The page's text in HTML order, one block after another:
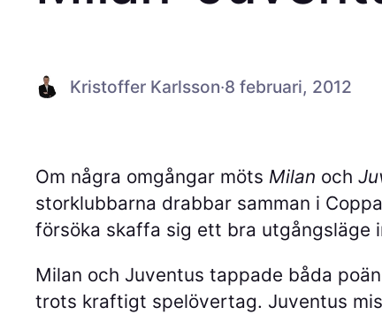
Kristoffer Karlsson·8 februari, 2012
Om några omgångar möts Milan och
storklubbarna drabbar samman i
försöka skaffa sig ett bra utgångsläge
Milan och Juventus tappade båda
trots kraftigt spelövertag. Juventus